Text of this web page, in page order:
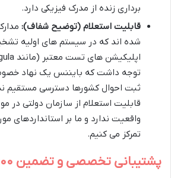
برداری زنده از مدرک فیزیکی دارد.
قابلیت استعلام (توضیح شفاف):
شده اند که در سیستم های اولیه
توجه داشت که بایننس یک نهاد
ثبت احوال کشورها دسترسی مستقیم
قابلیت استعلام از سازمان دولتی در
واقعیت ندارد و ما بر استانداردهای
تمرکز می کنیم.
پشتیبانی تخصصی و تضمین ۱۰۰٪ وریفای